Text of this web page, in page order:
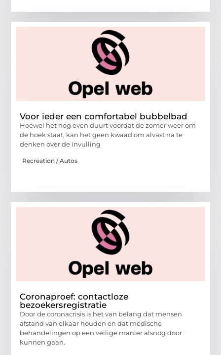
Voor ieder een comfortabel bubbelbad
Hoewel het nog even duurt voordat de zomer weer om
de hoek staat, kan het geen kwaad om alvast na te
denken over de invulling
Recreation / Autos
Coronaproef: contactloze
bezoekersregistratie
Door de coronacrisis is het van belang dat mensen
afstand van elkaar houden en dat medische
behandelingen op een veilige manier alsnog door
kunnen gaan.